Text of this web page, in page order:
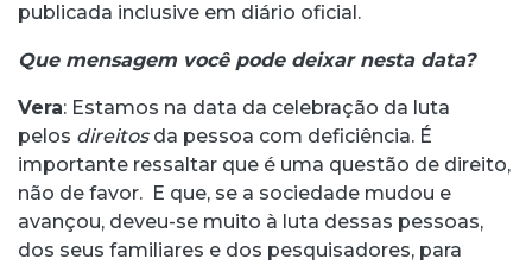
publicada inclusive em diário oficial.
Que mensagem você pode deixar nesta data?
Vera: Estamos na data da celebração da luta
pelos direitosda pessoa com deficiência. É
importante ressaltar que é uma questão de direito,
não de favor. E que, se a sociedade mudou e
avançou, deveu-se muito à luta dessas pessoas,
dos seus familiares e dos pesquisadores, para